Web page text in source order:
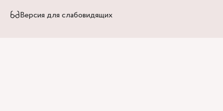
Версия для слабовидящих